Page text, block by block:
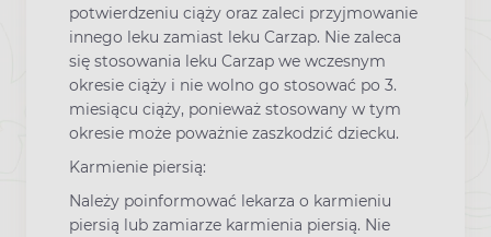
potwierdzeniu ciąży oraz zaleci przyjmowanie
innego leku zamiast leku Carzap. Nie zaleca
się stosowania leku Carzap we wczesnym
okresie ciąży i nie wolno go stosować po 3.
miesiącu ciąży, ponieważ stosowany w tym
okresie może poważnie zaszkodzić dziecku.
Karmienie piersią:
Należy poinformować lekarza o karmieniu
piersią lub zamiarze karmienia piersią. Nie